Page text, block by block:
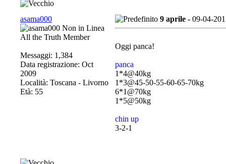
asama000
All the Truth Member
Messaggi: 1,384
Data registrazione: Oct
2009
Località: Toscana - Livorno
Età: 55
9 aprile - 09-04-
Oggi panca!
panca
1*4@40kg
1*3@45-50-55-60-65-70kg
6*1@70kg
1*5@50kg
chin up
3-2-1